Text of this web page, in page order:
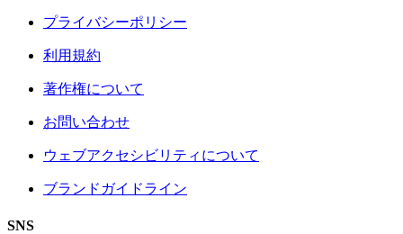
プライバシーポリシー
利用規約
著作権について
お問い合わせ
ウェブアクセシビリティについて
ブランドガイドライン
SNS